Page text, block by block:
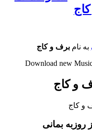
به نامبرف و کاج
Download new
و کاج
بمانی